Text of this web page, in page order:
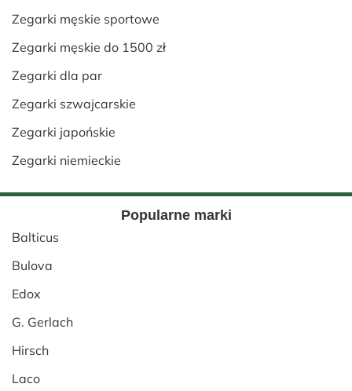
Zegarki męskie sportowe
Zegarki męskie do 1500 zł
Zegarki dla par
Zegarki szwajcarskie
Zegarki japońskie
Zegarki niemieckie
Popularne marki
Balticus
Bulova
Edox
G. Gerlach
Hirsch
Laco